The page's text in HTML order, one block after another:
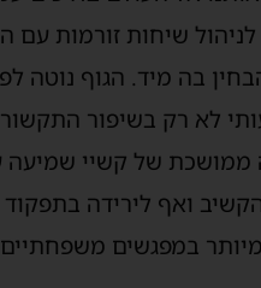
לניהול שיחות זורמות
בה מיד. הגוף נוטה
לא רק בשיפור
ממושכת של קשיי שמיעה
ואף לירידה בתפקוד
במפגשים